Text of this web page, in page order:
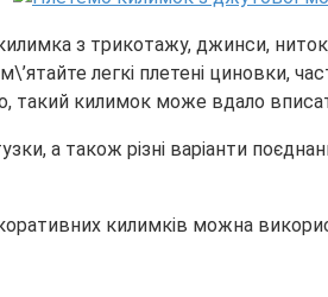
з трикотажу, джинси,
легкі плетені циновки,
такий килимок може вдало
а також різні варіанти
килимків можна